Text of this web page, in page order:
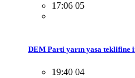
17:06 05
DEM Parti yarın yasa teklifine
19:40 04